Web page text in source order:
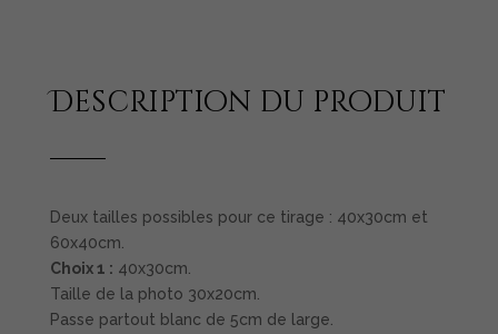
Description du produit
Deux tailles possibles pour ce tirage : 40x30cm et
60x40cm.
Choix 1 : 40x30cm.
Taille de la photo 30x20cm.
Passe partout blanc de 5cm de large.